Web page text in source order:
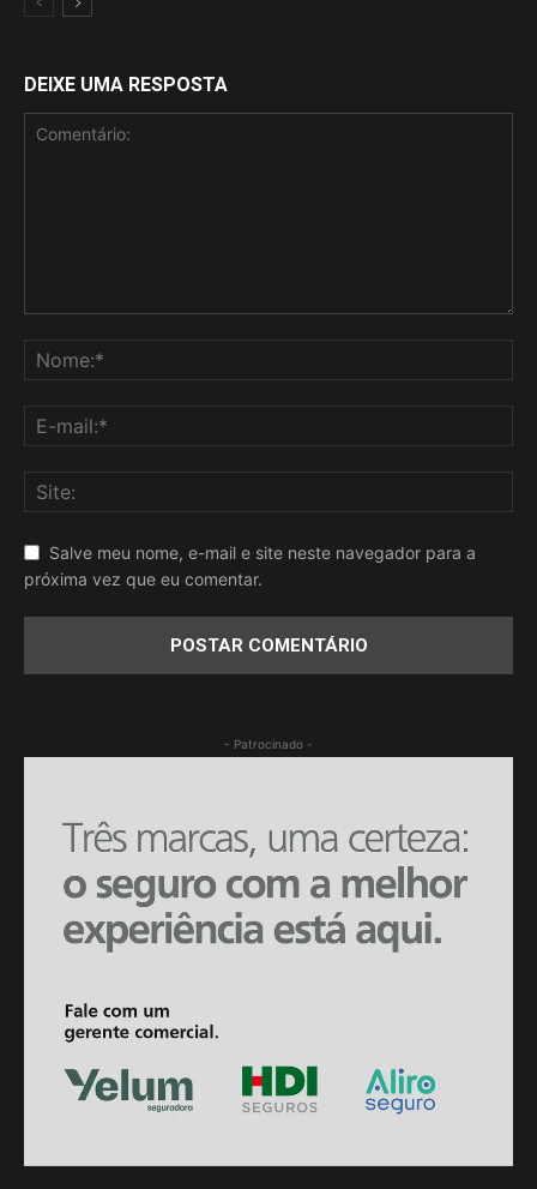
DEIXE UMA RESPOSTA
Salve meu nome, e-mail e site neste navegador para a
próxima vez que eu comentar.
- Patrocinado -